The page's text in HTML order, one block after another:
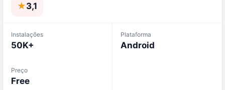
★3,1
Instalações
50K+
Plataforma
Android
Preço
Free